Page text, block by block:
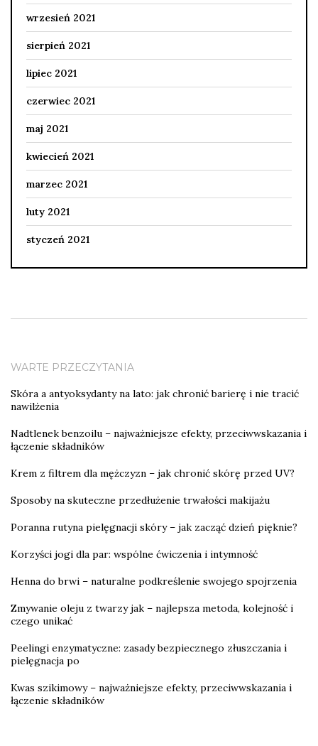
wrzesień 2021
sierpień 2021
lipiec 2021
czerwiec 2021
maj 2021
kwiecień 2021
marzec 2021
luty 2021
styczeń 2021
WARTE PRZECZYTANIA
Skóra a antyoksydanty na lato: jak chronić barierę i nie tracić
nawilżenia
Nadtlenek benzoilu – najważniejsze efekty, przeciwwskazania i
łączenie składników
Krem z filtrem dla mężczyzn – jak chronić skórę przed UV?
Sposoby na skuteczne przedłużenie trwałości makijażu
Poranna rutyna pielęgnacji skóry – jak zacząć dzień pięknie?
Korzyści jogi dla par: wspólne ćwiczenia i intymność
Henna do brwi – naturalne podkreślenie swojego spojrzenia
Zmywanie oleju z twarzy jak – najlepsza metoda, kolejność i
czego unikać
Peelingi enzymatyczne: zasady bezpiecznego złuszczania i
pielęgnacja po
Kwas szikimowy – najważniejsze efekty, przeciwwskazania i
łączenie składników